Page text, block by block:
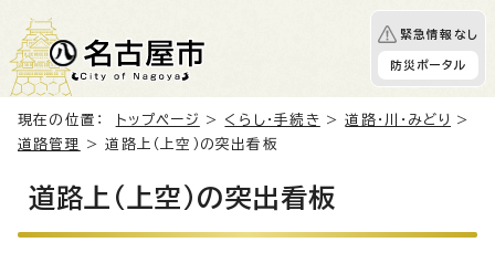
緊急情報なし
防災ポータル
現在の位置： トップページ > くらし・手続き >道路・川・みどり
>
道路管理
> 道路上（上空）の突出看板
道路上（上空）の突出看板